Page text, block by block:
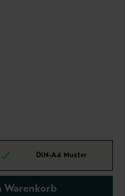
DIN-A4 Muster
Warenkorb